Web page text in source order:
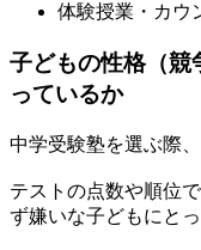
体験授業・カウ
子どもの性格（競
っているか
中学受験塾を選ぶ際
テストの点数や順位
ず嫌いな子どもにと